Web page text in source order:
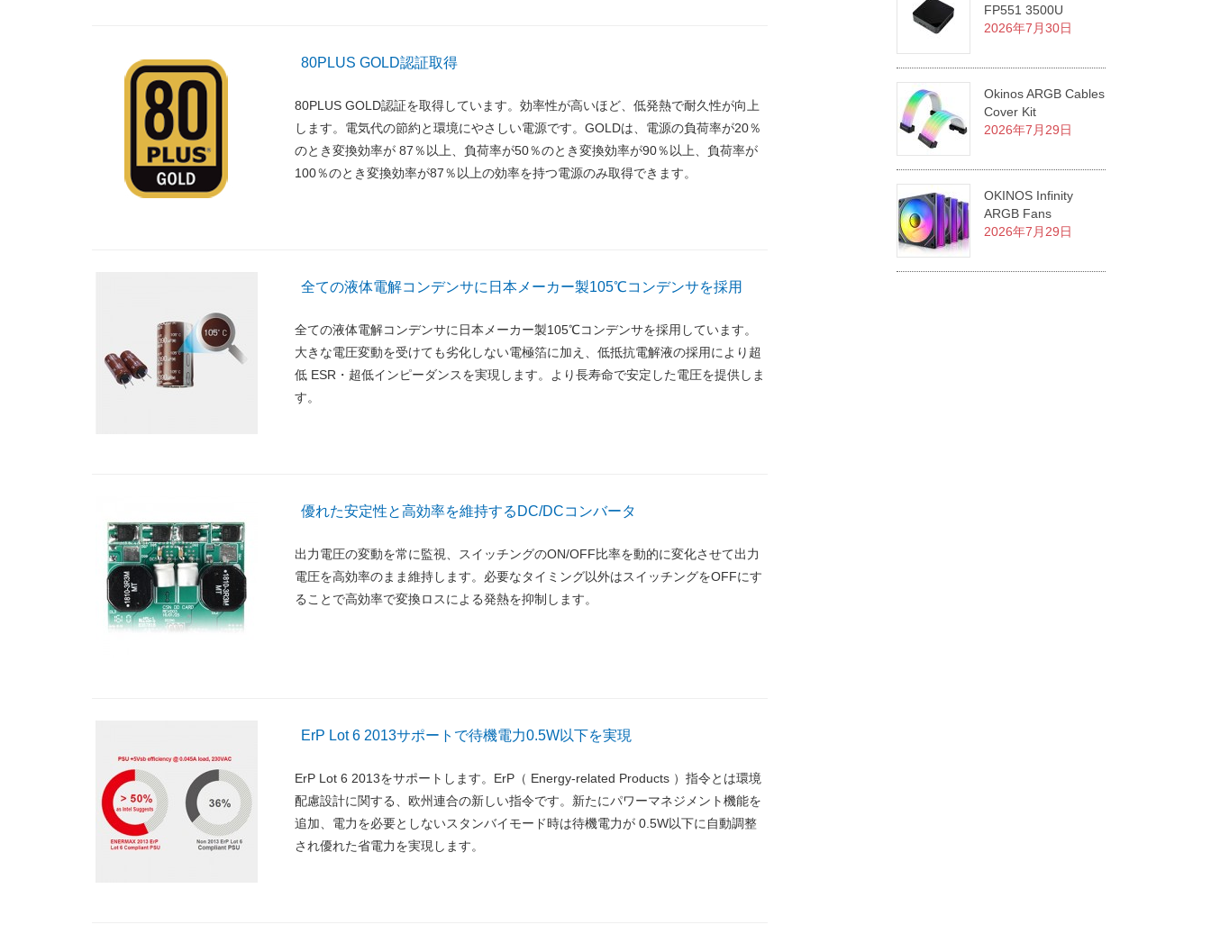
80PLUS GOLD認証取得
80PLUS GOLD認証を取得しています。効率性が高いほど、低発熱で耐久性が向上
します。電気代の節約と環境にやさしい電源です。GOLDは、電源の負荷率が20％
のとき変換効率が 87％以上、負荷率が50％のとき変換効率が90％以上、負荷率が
100％のとき変換効率が87％以上の効率を持つ電源のみ取得できます。
全ての液体電解コンデンサに日本メーカー製105℃コンデンサを採用
全ての液体電解コンデンサに日本メーカー製105℃コンデンサを採用しています。
大きな電圧変動を受けても劣化しない電極箔に加え、低抵抗電解液の採用により超
低 ESR・超低インピーダンスを実現します。より長寿命で安定した電圧を提供しま
す。
優れた安定性と高効率を維持するDC/DCコンバータ
出力電圧の変動を常に監視、スイッチングのON/OFF比率を動的に変化させて出力
電圧を高効率のまま維持します。必要なタイミング以外はスイッチングをOFFにす
ることで高効率で変換ロスによる発熱を抑制します。
ErP Lot 6 2013サポートで待機電力0.5W以下を実現
ErP Lot 6 2013をサポートします。ErP（ Energy-related Products ）指令とは環境
配慮設計に関する、欧州連合の新しい指令です。新たにパワーマネジメント機能を
追加、電力を必要としないスタンバイモード時は待機電力が 0.5W以下に自動調整
され優れた省電力を実現します。
FP551 3500U
2026年7月30日
Okinos ARGB Cables
Cover Kit
2026年7月29日
OKINOS Infinity
ARGB Fans
2026年7月29日